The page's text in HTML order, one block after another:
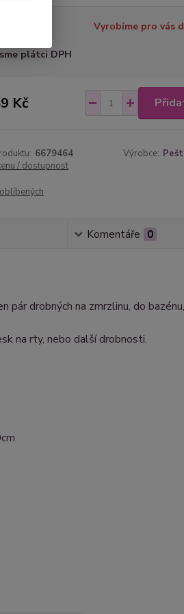
Vyrobíme pro vás
plátci DPH
Kč
6679464 Výrobce:
/ dostupnost
Komentáře 0
drobných na zmrzlinu, do
na rty, nebo další drobnosti.